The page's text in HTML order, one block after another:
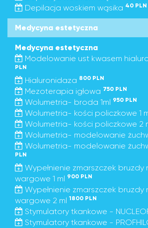
Depilacja woskiem wąsika 40 PLN
Medycyna estetyczna
Medycyna estetyczna
Modelowanie ust kwasem
PLN
Hialuronidaza 800 PLN
Mezoterapia igłowa 750 PLN
Wolumetria- broda 1ml 950 PLN
Wolumetria- kości policzkowe 1
Wolumetria- kości policzkowe 2
Wolumetria- modelowanie
Wolumetria- modelowanie
PLN
Wypełnienie zmarszczek
wargowe 1 ml 900 PLN
Wypełnienie zmarszczek
wargowe 2 ml 1800 PLN
Stymulatory tkankowe -
Stymulatory tkankowe -